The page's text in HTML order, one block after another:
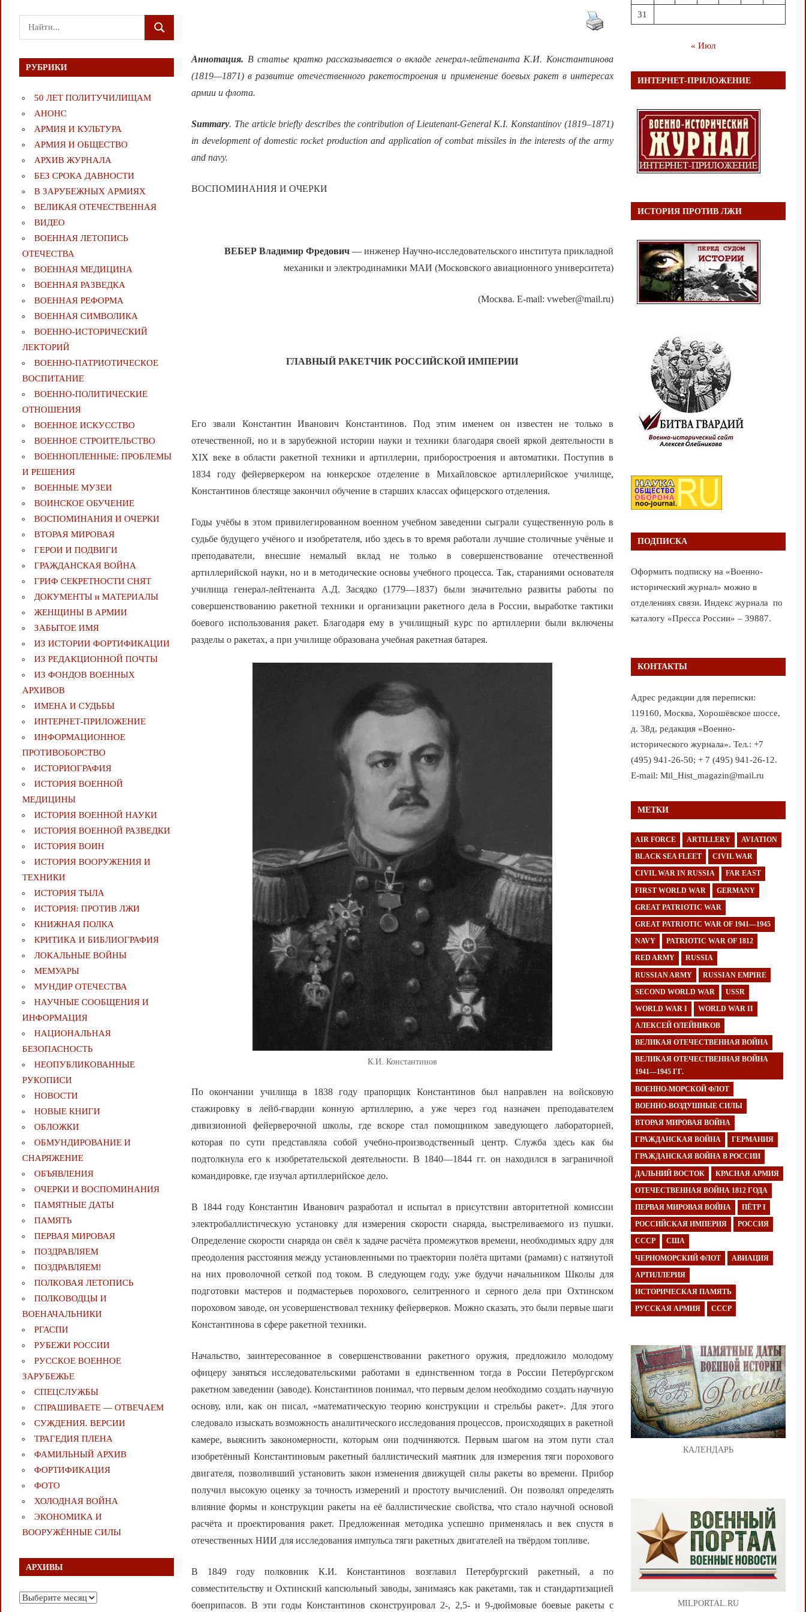
Аннотация. В статье кратко рассказывается о вкладе генерал-лейтенанта К.И. Константинова
(1819—1871) в развитие отечественного ракетостроения и применение боевых ракет в интересах
армии и флота.
Summary. The article briefly describes the contribution of Lieutenant-General K.I. Konstantinov (1819–1871)
in development of domestic rocket production and application of combat missiles in the interests of the army
and navy.
ВОСПОМИНАНИЯ И ОЧЕРКИ
ВЕБЕР Владимир Фредович— инженер Научно-исследовательского института прикладной
механики и электродинамики МАИ (Московского авиационного университета)
(Москва. E-mail: vweber@mail.ru)
ГЛАВНЫЙ РАКЕТЧИК РОССИЙСКОЙ ИМПЕРИИ
Его звали Константин Иванович Константинов. Под этим именем он известен не только в
отечественной, но и в зарубежной истории науки и техники благодаря своей яркой деятельности в
XIX веке в области ракетной техники и артиллерии, приборостроения и автоматики. Поступив в
1834 году фейерверкером на юнкерское отделение в Михайловское артиллерийское училище,
Константинов блестяще закончил обучение в старших классах офицерского отделения.
Годы учёбы в этом привилегированном военном учебном заведении сыграли существенную роль в
судьбе будущего учёного и изобретателя, ибо здесь в то время работали лучшие столичные учёные и
преподаватели, внесшие немалый вклад не только в совершенствование отечественной
артиллерийской науки, но и в методические основы учебного процесса. Так, стараниями основателя
училища генерал-лейтенанта А.Д. Засядко (1779—1837) были значительно развиты работы по
совершенствованию ракетной техники и организации ракетного дела в России, выработке тактики
боевого использования ракет. Благодаря ему в училищный курс по артиллерии были включены
разделы о ракетах, а при училище образована учебная ракетная батарея.
К.И. Константинов
По окончании училища в 1838 году прапорщик Константинов был направлен на войсковую
стажировку в лейб-гвардии конную артиллерию, а уже через год назначен преподавателем
дивизионной фейерверочной школы, где вскоре стал помощником заведующего лабораторией,
которая по сути представляла собой учебно-производственный центр. Служба здесь как бы
подтолкнула его к изобретательской деятельности. В 1840—1844 гг. он находился в заграничной
командировке, где изучал артиллерийское дело.
В 1844 году Константин Иванович разработал и испытал в присутствии авторитетной комиссии
электробаллистическую установку для измерения скорости снаряда, выстреливаемого из пушки.
Определение скорости снаряда он свёл к задаче расчёта промежутков времени, необходимых ядру для
преодоления расстояния между установленными по траектории полёта щитами (рамами) с натянутой
на них проволочной сеткой под током. В следующем году, уже будучи начальником Школы для
подготовки мастеров и подмастерьев порохового, селитренного и серного дела при Охтинском
пороховом заводе, он усовершенствовал технику фейерверков. Можно сказать, это были первые шаги
Константинова в сфере ракетной техники.
Начальство, заинтересованное в совершенствовании ракетного оружия, предложило молодому
офицеру заняться исследовательскими работами в единственном тогда в России Петербургском
ракетном заведении (заводе). Константинов понимал, что первым делом необходимо создать научную
основу, или, как он писал, «математическую теорию конструкции и стрельбы ракет». Для этого
следовало изыскать возможность аналитического исследования процессов, происходящих в ракетной
камере, выяснить закономерности, которым они подчиняются. Первым шагом на этом пути стал
изобретённый Константиновым ракетный баллистический маятник для измерения тяги порохового
двигателя, позволивший установить закон изменения движущей силы ракеты во времени. Прибор
получил высокую оценку за точность измерений и простоту вычислений. Он позволял определять
влияние формы и конструкции ракеты на её баллистические свойства, что стало научной основой
расчёта и проектирования ракет. Предложенная методика успешно применялась и век спустя в
отечественных НИИ для исследования импульса тяги ракетных двигателей на твёрдом топливе.
В 1849 году полковник К.И. Константинов возглавил Петербургский ракетный, а по
совместительству и Охтинский капсюльный заводы, занимаясь как ракетами, так и стандартизацией
боеприпасов. В эти годы Константинов сконструировал 2-, 2,5- и 9-дюймовые боевые ракеты с
Поиск
для:
ПОИСК
РУБРИКИ
50 ЛЕТ ПОЛИТУЧИЛИЩАМ
АНОНС
АРМИЯ И КУЛЬТУРА
АРМИЯ И ОБЩЕСТВО
АРХИВ ЖУРНАЛА
БЕЗ СРОКА ДАВНОСТИ
В ЗАРУБЕЖНЫХ АРМИЯХ
ВЕЛИКАЯ ОТЕЧЕСТВЕННАЯ
ВИДЕО
ВОЕННАЯ ЛЕТОПИСЬ
ОТЕЧЕСТВА
ВОЕННАЯ МЕДИЦИНА
ВОЕННАЯ РАЗВЕДКА
ВОЕННАЯ РЕФОРМА
ВОЕННАЯ СИМВОЛИКА
ВОЕННО-ИСТОРИЧЕСКИЙ
ЛЕКТОРИЙ
ВОЕННО-ПАТРИОТИЧЕСКОЕ
ВОСПИТАНИЕ
ВОЕННО-ПОЛИТИЧЕСКИE
ОТНОШЕНИЯ
ВОЕННОЕ ИСКУССТВО
ВОЕННОЕ СТРОИТЕЛЬСТВО
ВОЕННОПЛЕННЫЕ: ПРОБЛЕМЫ
И РЕШЕНИЯ
ВОЕННЫЕ МУЗЕИ
ВОИНСКОЕ ОБУЧЕНИЕ
ВОСПОМИНАНИЯ И ОЧЕРКИ
ВТОРАЯ МИРОВАЯ
ГЕРОИ И ПОДВИГИ
ГРАЖДАНСКАЯ ВОЙНА
ГРИФ СЕКРЕТНОСТИ СНЯТ
ДОКУМЕНТЫ и МАТЕРИАЛЫ
ЖЕНЩИНЫ В АРМИИ
ЗАБЫТОЕ ИМЯ
ИЗ ИСТОРИИ ФОРТИФИКАЦИИ
ИЗ РЕДАКЦИОННОЙ ПОЧТЫ
ИЗ ФОНДОВ ВОЕННЫХ
АРХИВОВ
ИМЕНА И СУДЬБЫ
ИНТЕРНЕТ-ПРИЛОЖЕНИЕ
ИНФОРМАЦИОННОЕ
ПРОТИВОБОРСТВО
ИСТОРИОГРАФИЯ
ИСТОРИЯ ВОЕННОЙ
МЕДИЦИНЫ
ИСТОРИЯ ВОЕННОЙ НАУКИ
ИСТОРИЯ ВОЕННОЙ РАЗВЕДКИ
ИСТОРИЯ ВОИН
ИСТОРИЯ ВООРУЖЕНИЯ И
ТЕХНИКИ
ИСТОРИЯ ТЫЛА
ИСТОРИЯ: ПРОТИВ ЛЖИ
КНИЖНАЯ ПОЛКА
КРИТИКА И БИБЛИОГРАФИЯ
ЛОКАЛЬНЫЕ ВОЙНЫ
МЕМУАРЫ
МУНДИР ОТЕЧЕСТВА
НАУЧНЫЕ СООБЩЕНИЯ И
ИНФОРМАЦИЯ
НАЦИОНАЛЬНАЯ
БЕЗОПАСНОСТЬ
НЕОПУБЛИКОВАННЫЕ
РУКОПИСИ
НОВОСТИ
НОВЫЕ КНИГИ
ОБЛОЖКИ
ОБМУНДИРОВАНИЕ И
СНАРЯЖЕНИЕ
ОБЪЯВЛЕНИЯ
ОЧЕРКИ И ВОСПОМИНАНИЯ
ПАМЯТНЫЕ ДАТЫ
ПАМЯТЬ
ПЕРВАЯ МИРОВАЯ
ПОЗДРАВЛЯЕМ
ПОЗДРАВЛЯЕМ!
ПОЛКОВАЯ ЛЕТОПИСЬ
ПОЛКОВОДЦЫ И
ВОЕНАЧАЛЬНИКИ
РГАСПИ
РУБЕЖИ РОССИИ
РУССКОЕ ВОЕННОЕ
ЗАРУБЕЖЬЕ
СПЕЦСЛУЖБЫ
СПРАШИВАЕТЕ — ОТВЕЧАЕМ
СУЖДЕНИЯ. ВЕРСИИ
ТРАГЕДИЯ ПЛЕНА
ФАМИЛЬНЫЙ АРХИВ
ФОРТИФИКАЦИЯ
ФОТО
ХОЛОДНАЯ ВОЙНА
ЭКОНОМИКА И
ВООРУЖЁННЫЕ СИЛЫ
АРХИВЫ
Архивы
31
« Июл
ИНТЕРНЕТ-ПРИЛОЖЕНИЕ
ИСТОРИЯ ПРОТИВ ЛЖИ
ПОДПИСКА
Оформить подписку на «Военно-
исторический журнал» можно в
отделениях связи. Индекс журнала по
каталогу «Пресса России» – 39887.
КОНТАКТЫ
Адрес редакции для переписки:
119160, Москва, Хорошёвское шоссе,
д. 38д, редакция «Военно-
исторического журнала». Тел.: +7
(495) 941-26-50; + 7 (495) 941-26-12.
E-mail: Mil_Hist_magazin@mail.ru
МЕТКИ
AIR FORCE ARTILLERY AVIATION
BLACK SEA FLEET CIVIL WAR
CIVIL WAR IN RUSSIA FAR EAST
FIRST WORLD WAR GERMANY
GREAT PATRIOTIC WAR
GREAT PATRIOTIC WAR OF 1941—1945
NAVY PATRIOTIC WAR OF 1812
RED ARMY RUSSIA
RUSSIAN ARMY RUSSIAN EMPIRE
SECOND WORLD WAR USSR
WORLD WAR I WORLD WAR II
АЛЕКСЕЙ ОЛЕЙНИКОВ
ВЕЛИКАЯ ОТЕЧЕСТВЕННАЯ ВОЙНА
ВЕЛИКАЯ ОТЕЧЕСТВЕННАЯ ВОЙНА
1941—1945 ГГ.
ВОЕННО-МОРСКОЙ ФЛОТ
ВОЕННО-ВОЗДУШНЫЕ СИЛЫ
ВТОРАЯ МИРОВАЯ ВОЙНА
ГРАЖДАНСКАЯ ВОЙНА ГЕРМАНИЯ
ГРАЖДАНСКАЯ ВОЙНА В РОССИИ
ДАЛЬНИЙ ВОСТОК КРАСНАЯ АРМИЯ
ОТЕЧЕСТВЕННАЯ ВОЙНА 1812 ГОДА
ПЕРВАЯ МИРОВАЯ ВОЙНА ПЁТР I
РОССИЙСКАЯ ИМПЕРИЯ РОССИЯ
СССР США
ЧЕРНОМОРСКИЙ ФЛОТ АВИАЦИЯ
АРТИЛЛЕРИЯ
ИСТОРИЧЕСКАЯ ПАМЯТЬ
РУССКАЯ АРМИЯ СССР
КАЛЕНДАРЬ
MILPORTAL.RU